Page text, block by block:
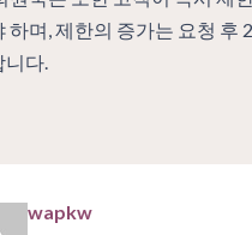
하며, 제한의 증가는 요청 후
다.
wapkw